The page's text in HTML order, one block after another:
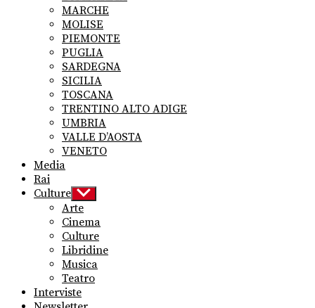
MARCHE
MOLISE
PIEMONTE
PUGLIA
SARDEGNA
SICILIA
TOSCANA
TRENTINO ALTO ADIGE
UMBRIA
VALLE D’AOSTA
VENETO
Media
Rai
Culture Show
sub
menu
Arte
Cinema
Culture
Libridine
Musica
Teatro
Interviste